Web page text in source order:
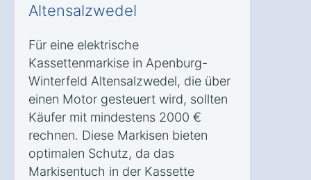
Altensalzwedel
Für eine elektrische
Kassettenmarkise in Apenburg-
Winterfeld Altensalzwedel, die über
einen Motor gesteuert wird, sollten
Käufer mit mindestens 2000 €
rechnen. Diese Markisen bieten
optimalen Schutz, da das
Markisentuch in der Kassette